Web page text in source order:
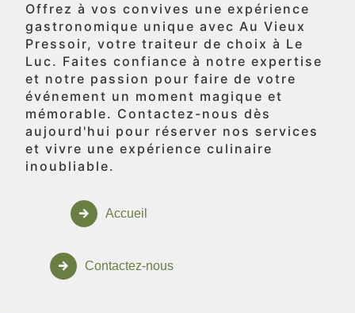
Offrez à vos convives une expérience
gastronomique unique avec Au Vieux
Pressoir, votre traiteur de choix à Le
Luc. Faites confiance à notre expertise
et notre passion pour faire de votre
événement un moment magique et
mémorable. Contactez-nous dès
aujourd'hui pour réserver nos services
et vivre une expérience culinaire
inoubliable.
Accueil
Contactez-nous